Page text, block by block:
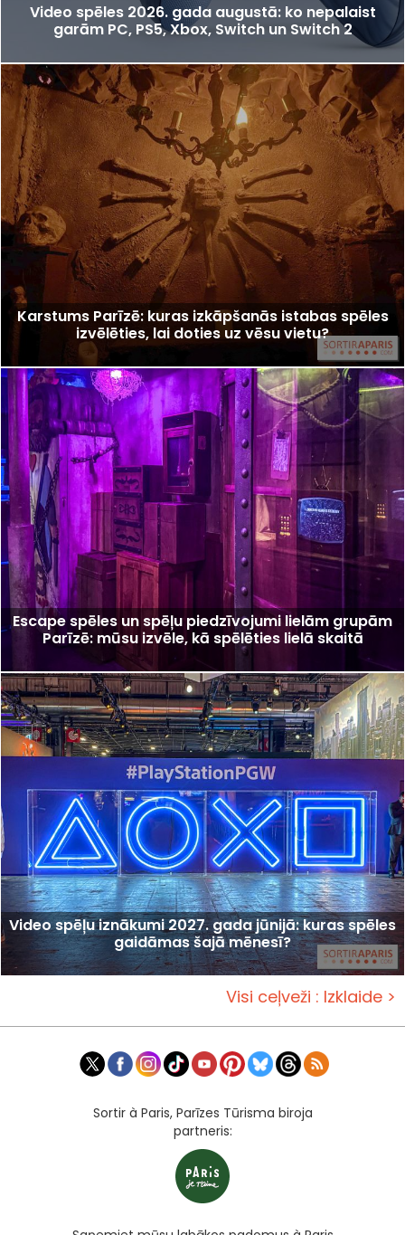
Video spēles 2026. gada augustā: ko nepalaist
garām PC, PS5, Xbox, Switch un Switch 2
Karstums Parīzē: kuras izkāpšanās istabas spēles
izvēlēties, lai doties uz vēsu vietu?
Escape spēles un spēļu piedzīvojumi lielām grupām
Parīzē: mūsu izvēle, kā spēlēties lielā skaitā
Video spēļu iznākumi 2027. gada jūnijā: kuras spēles
gaidāmas šajā mēnesī?
Visi ceļveži : Izklaide >
Sortir à Paris, Parīzes Tūrisma biroja
partneris: